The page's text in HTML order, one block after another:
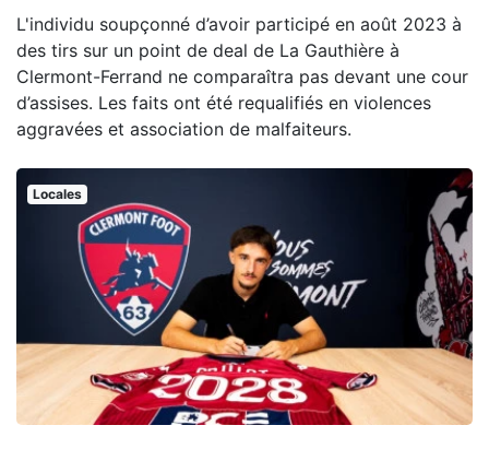
L'individu soupçonné d’avoir participé en août 2023 à
des tirs sur un point de deal de La Gauthière à
Clermont-Ferrand ne comparaîtra pas devant une cour
d’assises. Les faits ont été requalifiés en violences
aggravées et association de malfaiteurs.
Locales